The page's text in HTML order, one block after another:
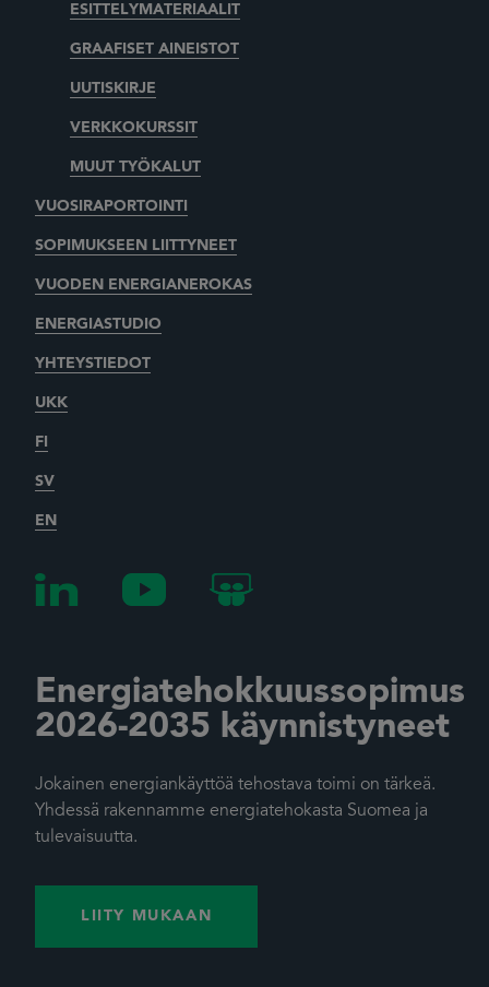
ESITTELYMATERIAALIT
GRAAFISET AINEISTOT
UUTISKIRJE
VERKKOKURSSIT
MUUT TYÖKALUT
VUOSIRAPORTOINTI
SOPIMUKSEEN LIITTYNEET
VUODEN ENERGIANEROKAS
ENERGIASTUDIO
YHTEYSTIEDOT
UKK
FI
SV
EN
Energiatehokkuussopimus
2026-2035 käynnistyneet
Jokainen energiankäyttöä tehostava toimi on tärkeä.
Yhdessä rakennamme energiatehokasta Suomea ja
tulevaisuutta.
LIITY MUKAAN